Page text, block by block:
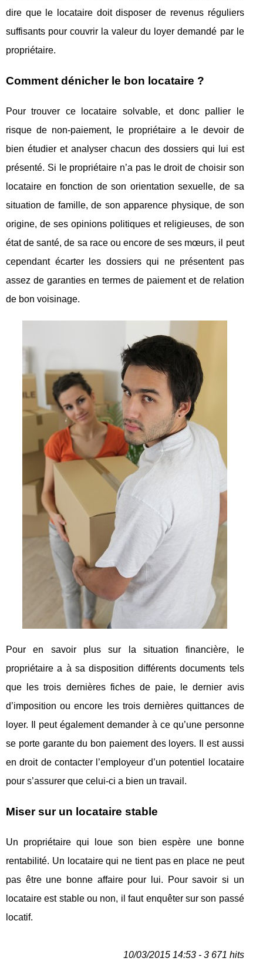
dire que le locataire doit disposer de revenus réguliers
suffisants pour couvrir la valeur du loyer demandé par le
propriétaire.
Comment dénicher le bon locataire ?
Pour trouver ce locataire solvable, et donc pallier le
risque de non-paiement, le propriétaire a le devoir de
bien étudier et analyser chacun des dossiers qui lui est
présenté. Si le propriétaire n’a pas le droit de choisir son
locataire en fonction de son orientation sexuelle, de sa
situation de famille, de son apparence physique, de son
origine, de ses opinions politiques et religieuses, de son
état de santé, de sa race ou encore de ses mœurs, il peut
cependant écarter les dossiers qui ne présentent pas
assez de garanties en termes de paiement et de relation
de bon voisinage.
Pour en savoir plus sur la situation financière, le
propriétaire a à sa disposition différents documents tels
que les trois dernières fiches de paie, le dernier avis
d’imposition ou encore les trois dernières quittances de
loyer. Il peut également demander à ce qu’une personne
se porte garante du bon paiement des loyers. Il est aussi
en droit de contacter l’employeur d’un potentiel locataire
pour s’assurer que celui-ci a bien un travail.
Miser sur un locataire stable
Un propriétaire qui loue son bien espère une bonne
rentabilité. Un locataire qui ne tient pas en place ne peut
pas être une bonne affaire pour lui. Pour savoir si un
locataire est stable ou non, il faut enquêter sur son passé
locatif.
10/03/2015 14:53 - 3 671 hits